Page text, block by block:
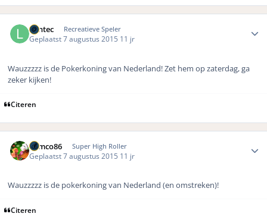
Lantec Recreatieve Speler
Geplaatst7 augustus 2015 11 jr
Wauzzzzz is de Pokerkoning van Nederland! Zet hem op zaterdag, ga
zeker kijken!
Citeren
Remco86 Super High Roller
Geplaatst7 augustus 2015 11 jr
Wauzzzzz is de pokerkoning van Nederland (en omstreken)!
Citeren